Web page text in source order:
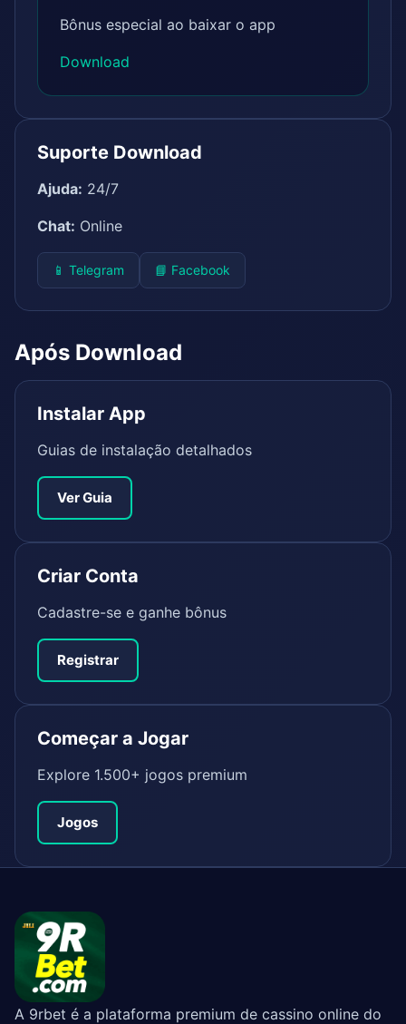
Bônus especial ao baixar o app
Download
Suporte Download
Ajuda: 24/7
Chat: Online
📱 Telegram 📘 Facebook
Após Download
Instalar App
Guias de instalação detalhados
Ver Guia
Criar Conta
Cadastre-se e ganhe bônus
Registrar
Começar a Jogar
Explore 1.500+ jogos premium
Jogos
A 9rbet é a plataforma premium de cassino online do